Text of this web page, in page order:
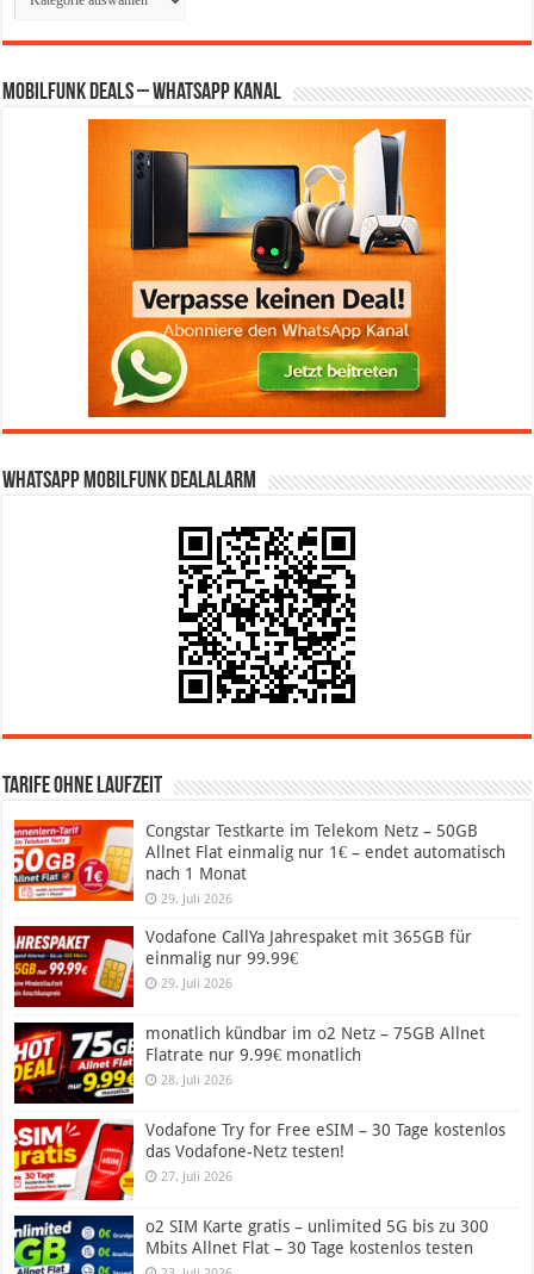
Mobilfunk Deals – WhatsApp Kanal
WhatsApp Mobilfunk DealAlarm
Tarife ohne Laufzeit
Congstar Testkarte im Telekom Netz – 50GB
Allnet Flat einmalig nur 1€ – endet automatisch
nach 1 Monat
29. Juli 2026
Vodafone CallYa Jahrespaket mit 365GB für
einmalig nur 99.99€
29. Juli 2026
monatlich kündbar im o2 Netz – 75GB Allnet
Flatrate nur 9.99€ monatlich
28. Juli 2026
Vodafone Try for Free eSIM – 30 Tage kostenlos
das Vodafone-Netz testen!
27. Juli 2026
o2 SIM Karte gratis – unlimited 5G bis zu 300
Mbits Allnet Flat – 30 Tage kostenlos testen